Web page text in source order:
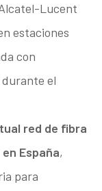
Lucent
estaciones
con
durante el
red de fibra
España,
para